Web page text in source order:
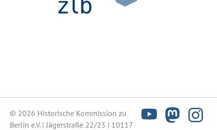
© 2026 Historische Kommission zu
Berlin e.V. | Jägerstraße 22/23 | 10117